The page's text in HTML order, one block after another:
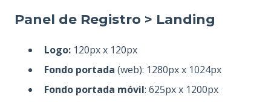
Panel de Registro > Landing
Logo: 120px x 120px
Fondo portada (web): 1280px x 1024px
Fondo portada móvil: 625px x 1200px